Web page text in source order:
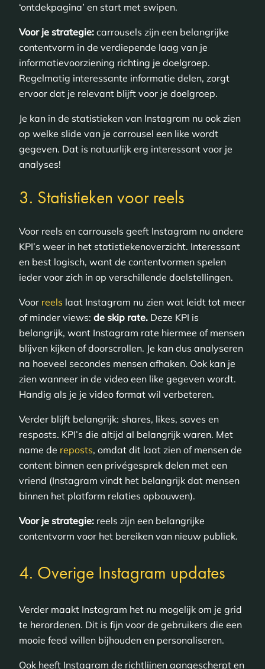
‘ontdekpagina’ en start met swipen.
Voor je strategie:carrousels zijn een belangrijke
contentvorm in de verdiepende laag van je
informatievoorziening richting je doelgroep.
Regelmatig interessante informatie delen, zorgt
ervoor dat je relevant blijft voor je doelgroep.
Je kan in de statistieken van Instagram nu ook zien
op welke slide van je carrousel een like wordt
gegeven. Dat is natuurlijk erg interessant voor je
analyses!
3. Statistieken voor reels
Voor reels en carrousels geeft Instagram nu andere
KPI’s weer in het statistiekenoverzicht. Interessant
en best logisch, want de contentvormen spelen
ieder voor zich in op verschillende doelstellingen.
Voor reels laat Instagram nu zien wat leidt tot meer
of minder views: de skip rate.Deze KPI is
belangrijk, want Instagram rate hiermee of mensen
blijven kijken of doorscrollen. Je kan dus analyseren
na hoeveel secondes mensen afhaken. Ook kan je
zien wanneer in de video een like gegeven wordt.
Handig als je je video format wil verbeteren.
Verder blijft belangrijk: shares, likes, saves en
resposts. KPI’s die altijd al belangrijk waren. Met
name de reposts, omdat dit laat zien of mensen de
content binnen een privégesprek delen met een
vriend (Instagram vindt het belangrijk dat mensen
binnen het platform relaties opbouwen).
Voor je strategie:reels zijn een belangrijke
contentvorm voor het bereiken van nieuw publiek.
4. Overige Instagram updates
Verder maakt Instagram het nu mogelijk om je grid
te herordenen. Dit is fijn voor de gebruikers die een
mooie feed willen bijhouden en personaliseren.
Ook heeft Instagram de richtlijnen aangescherpt en